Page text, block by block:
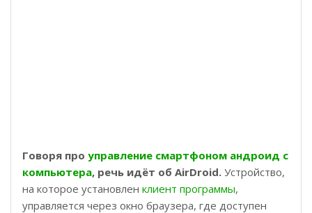
Говоря про управление смартфоном андроид с
компьютера, речь идёт об AirDroid. Устройство,
на которое установлен клиент программы,
управляется через окно браузера, где доступен